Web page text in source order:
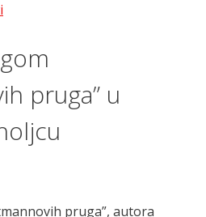
pruga” u
pruga”, autora